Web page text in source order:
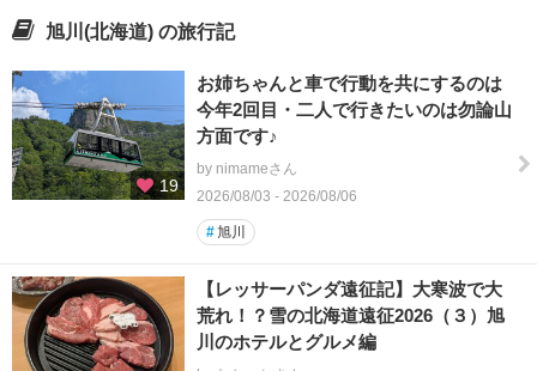
旭川(北海道) の旅行記
19
お姉ちゃんと車で行動を共にするのは
今年2回目・二人で行きたいのは勿論山
方面です♪
by nimameさん
2026/08/03 - 2026/08/06
#旭川
【レッサーパンダ遠征記】大寒波で大
荒れ！？雪の北海道遠征2026（３）旭
川のホテルとグルメ編